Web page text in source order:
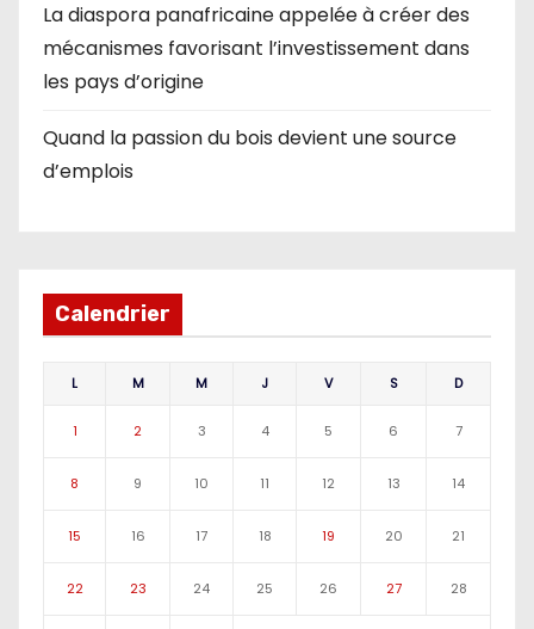
La diaspora panafricaine appelée à créer des
mécanismes favorisant l’investissement dans
les pays d’origine
Quand la passion du bois devient une source
d’emplois
Calendrier
L M M J V S D
1 2 3 4 5 6 7
8 9 10 11 12 13 14
15 16 17 18 19 20 21
22 23 24 25 26 27 28